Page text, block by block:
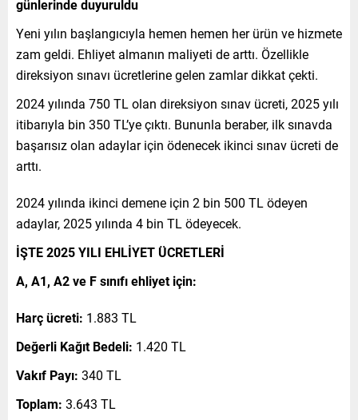
günlerinde duyuruldu
Yeni yılın başlangıcıyla hemen hemen her ürün ve hizmete
zam geldi. Ehliyet almanın maliyeti de arttı. Özellikle
direksiyon sınavı ücretlerine gelen zamlar dikkat çekti.
2024 yılında 750 TL olan direksiyon sınav ücreti, 2025 yılı
itibarıyla bin 350 TL’ye çıktı. Bununla beraber, ilk sınavda
başarısız olan adaylar için ödenecek ikinci sınav ücreti de
arttı.
2024 yılında ikinci demene için 2 bin 500 TL ödeyen
adaylar, 2025 yılında 4 bin TL ödeyecek.
İŞTE 2025 YILI EHLİYET ÜCRETLERİ
A, A1, A2 ve F sınıfı ehliyet için:
Harç ücreti: 1.883 TL
Değerli Kağıt Bedeli: 1.420 TL
Vakıf Payı: 340 TL
Toplam: 3.643 TL